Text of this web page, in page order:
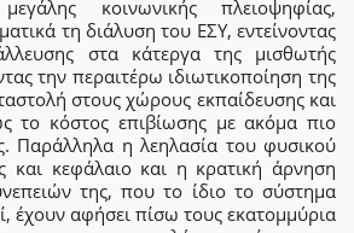
κοινωνικής πλειοψηφίας,
τη διάλυση του ΕΣΥ, εντείνοντας
στα κάτεργα της μισθωτής
την περαιτέρω ιδιωτικοποίηση της
στους χώρους εκπαίδευσης και
το κόστος επιβίωσης με ακόμα πιο
Παράλληλα η λεηλασία του φυσικού
και κεφάλαιο και η κρατική άρνηση
της, που το ίδιο το σύστημα
έχουν αφήσει πίσω τους εκατομμύρια